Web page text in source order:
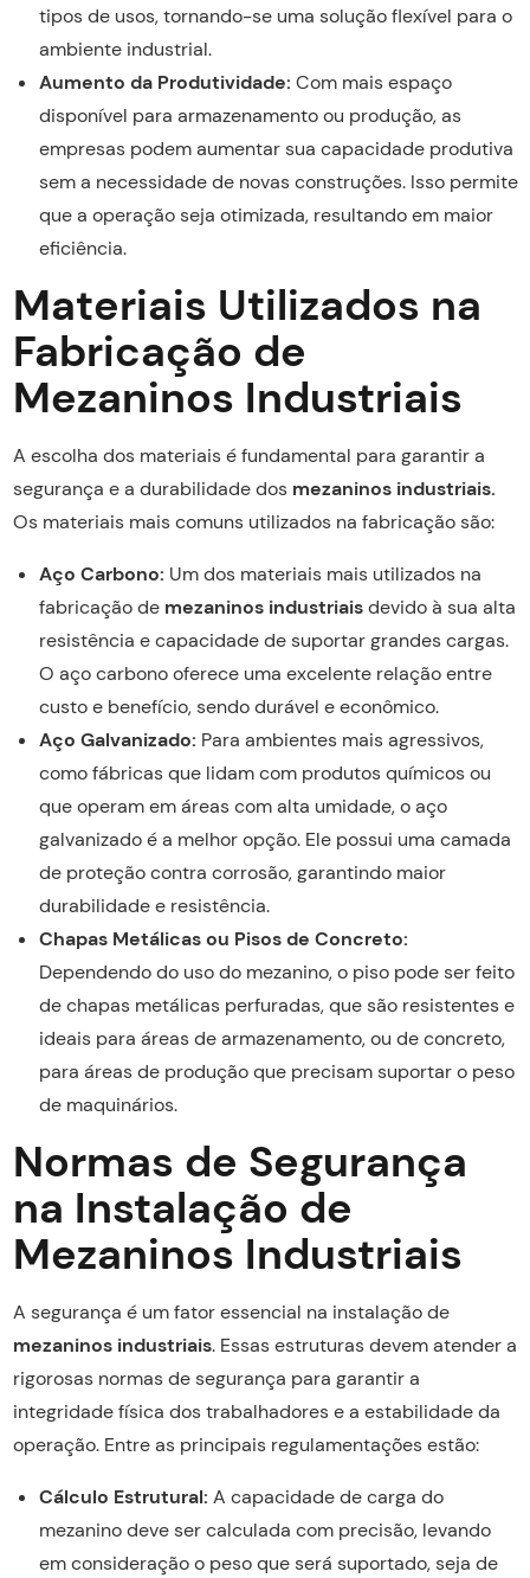
tipos de usos, tornando-se uma solução flexível para o
ambiente industrial.
Aumento da Produtividade: Com mais espaço
disponível para armazenamento ou produção, as
empresas podem aumentar sua capacidade produtiva
sem a necessidade de novas construções. Isso permite
que a operação seja otimizada, resultando em maior
eficiência.
Materiais Utilizados na
Fabricação de
Mezaninos Industriais
A escolha dos materiais é fundamental para garantir a
segurança e a durabilidade dosmezaninos industriais.
Os materiais mais comuns utilizados na fabricação são:
Aço Carbono: Um dos materiais mais utilizados na
fabricação de mezaninos industriaisdevido à sua alta
resistência e capacidade de suportar grandes cargas.
O aço carbono oferece uma excelente relação entre
custo e benefício, sendo durável e econômico.
Aço Galvanizado: Para ambientes mais agressivos,
como fábricas que lidam com produtos químicos ou
que operam em áreas com alta umidade, o aço
galvanizado é a melhor opção. Ele possui uma camada
de proteção contra corrosão, garantindo maior
durabilidade e resistência.
Chapas Metálicas ou Pisos de Concreto:
Dependendo do uso do mezanino, o piso pode ser feito
de chapas metálicas perfuradas, que são resistentes e
ideais para áreas de armazenamento, ou de concreto,
para áreas de produção que precisam suportar o peso
de maquinários.
Normas de Segurança
na Instalação de
Mezaninos Industriais
A segurança é um fator essencial na instalação de
mezaninos industriais. Essas estruturas devem atender a
rigorosas normas de segurança para garantir a
integridade física dos trabalhadores e a estabilidade da
operação. Entre as principais regulamentações estão:
Cálculo Estrutural: A capacidade de carga do
mezanino deve ser calculada com precisão, levando
em consideração o peso que será suportado, seja de